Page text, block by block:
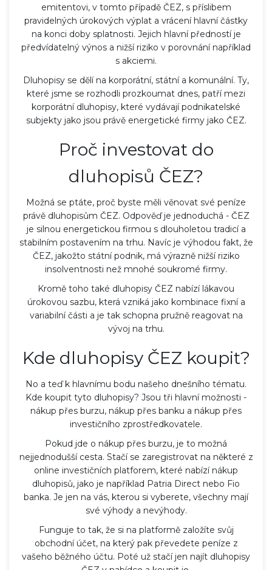
emitentovi, v tomto případě ČEZ, s příslibem
pravidelných úrokových výplat a vrácení hlavní částky
na konci doby splatnosti. Jejich hlavní předností je
předvídatelný výnos a nižší riziko v porovnání například
s akciemi.
Dluhopisy se dělí na korporátní, státní a komunální. Ty,
které jsme se rozhodli prozkoumat dnes, patří mezi
korporátní dluhopisy, které vydávají podnikatelské
subjekty jako jsou právě energetické firmy jako ČEZ.
Proč investovat do
dluhopisů ČEZ?
Možná se ptáte, proč byste měli věnovat své peníze
právě dluhopisům ČEZ. Odpověď je jednoduchá - ČEZ
je silnou energetickou firmou s dlouholetou tradicí a
stabilním postavením na trhu. Navíc je výhodou fakt, že
ČEZ, jakožto státní podnik, má výrazně nižší riziko
insolventnosti než mnohé soukromé firmy.
Kromě toho také dluhopisy ČEZ nabízí lákavou
úrokovou sazbu, která vzniká jako kombinace fixní a
variabilní části a je tak schopna pružně reagovat na
vývoj na trhu.
Kde dluhopisy ČEZ koupit?
No a teď k hlavnímu bodu našeho dnešního tématu.
Kde koupit tyto dluhopisy? Jsou tři hlavní možnosti -
nákup přes burzu, nákup přes banku a nákup přes
investičního zprostředkovatele.
Pokud jde o nákup přes burzu, je to možná
nejjednodušší cesta. Stačí se zaregistrovat na některé z
online investičních platforem, které nabízí nákup
dluhopisů, jako je například Patria Direct nebo Fio
banka. Je jen na vás, kterou si vyberete, všechny mají
své výhody a nevýhody.
Funguje to tak, že si na platformě založíte svůj
obchodní účet, na který pak převedete peníze z
vašeho běžného účtu. Poté už stačí jen najít dluhopisy